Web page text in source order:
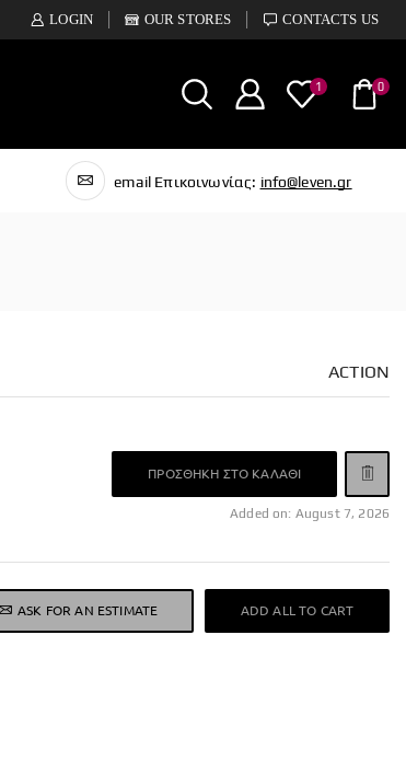
LOGIN OUR STORES CONTACTS US
1 0
email Επικοινωνίας: info@leven.gr
ACTION
ΠΡΟΣΘΉΚΗ ΣΤΟ ΚΑΛΆΘΙ
Added on: August 7, 2026
ASK FOR AN ESTIMATE ADD ALL TO CART